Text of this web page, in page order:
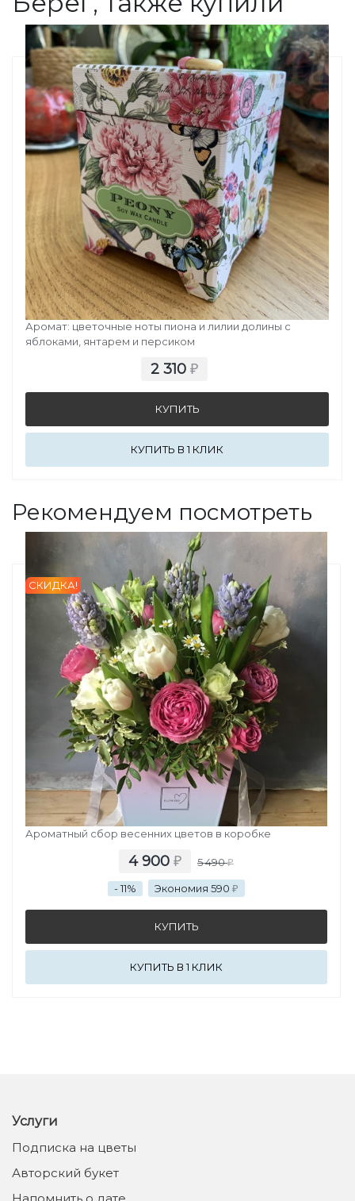
СВЕЧА ПИОНЫ
Аромат: цветочные ноты пиона и лилии долины с
яблоками, янтарем и персиком
2 310 ₽
КУПИТЬ В 1 КЛИК
Рекомендуем посмотреть
ВЕСЕННИЙ ЛЕС
Ароматный сбор весенних цветов в коробке
4 900 ₽ 5 490₽
- 11% Экономия 590 ₽
КУПИТЬ В 1 КЛИК
СКИДКА!
Услуги
Подписка на цветы
Авторский букет